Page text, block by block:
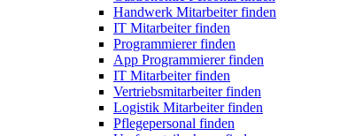
Handwerk Mitarbeiter finden
IT Mitarbeiter finden
Programmierer finden
App Programmierer finden
IT Mitarbeiter finden
Vertriebsmitarbeiter finden
Logistik Mitarbeiter finden
Pflegepersonal finden